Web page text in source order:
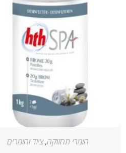
חומרי תחזוקה,ציוד וחומרים